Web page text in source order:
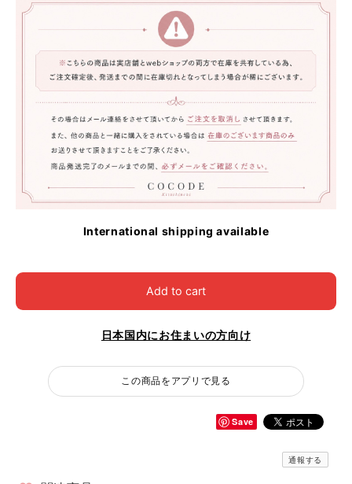
International shipping available
Add to cart
日本国内にお住まいの方向け
この商品をアプリで見る
Save
通報する